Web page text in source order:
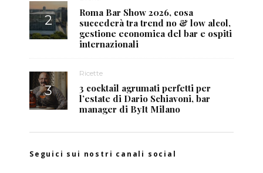
Roma Bar Show 2026, cosa
succederà tra trend no & low alcol,
gestione economica del bar e ospiti
internazionali
Ricette
3 cocktail agrumati perfetti per
l’estate di Dario Schiavoni, bar
manager di ByIt Milano
Seguici sui nostri canali social